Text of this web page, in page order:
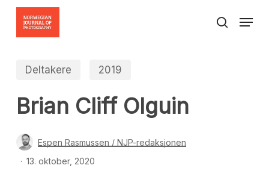
Skip
content
search
Menu
Deltakere 2019
Brian Cliff Olguin
Espen Rasmussen / NJP-redaksjonen
13. oktober, 2020